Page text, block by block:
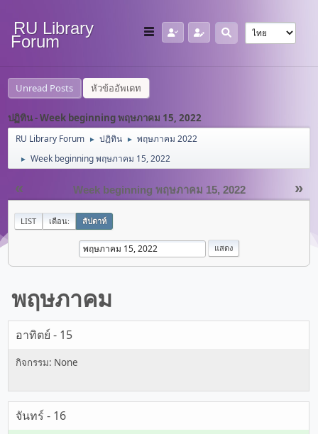
RU Library
Forum
Unread Posts หัวข้ออัพเดท
ปฏิทิน - Week beginning พฤษภาคม 15, 2022
RU Library Forum ► ปฏิทิน ► พฤษภาคม 2022
► Week beginning พฤษภาคม 15, 2022
« »
Week beginning พฤษภาคม 15, 2022
LIST เดือน: สัปดาห์
พฤษภาคม
อาทิตย์ - 15
จันทร์ - 16